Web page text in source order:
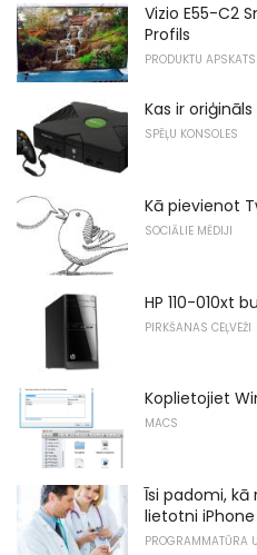
Vizio E55-C2
Profils
PRODUKTU APSKATS
Kas ir oriģināls
SPĒĻU KONSOLES
Kā pievienot
SOCIĀLIE MĒDIJI
HP 110-010xt
PIRKŠANAS CEĻVEŽI
Koplietojiet
MACS
Īsi padomi,
lietotni iPhone
PROGRAMMATŪRA